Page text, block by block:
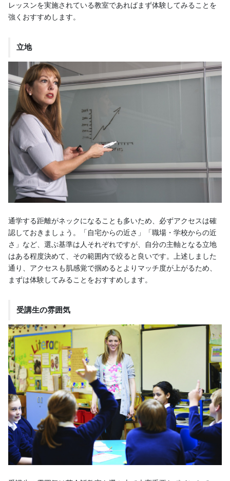
レッスンを実施されている教室であればまず体験してみることを
強くおすすめします。
立地
通学する距離がネックになることも多いため、必ずアクセスは確
認しておきましょう。「自宅からの近さ」「職場・学校からの近
さ」など、選ぶ基準は人それぞれですが、自分の主軸となる立地
はある程度決めて、その範囲内で絞ると良いです。上述しました
通り、アクセスも肌感覚で掴めるとよりマッチ度が上がるため、
まずは体験してみることをおすすめします。
受講生の雰囲気